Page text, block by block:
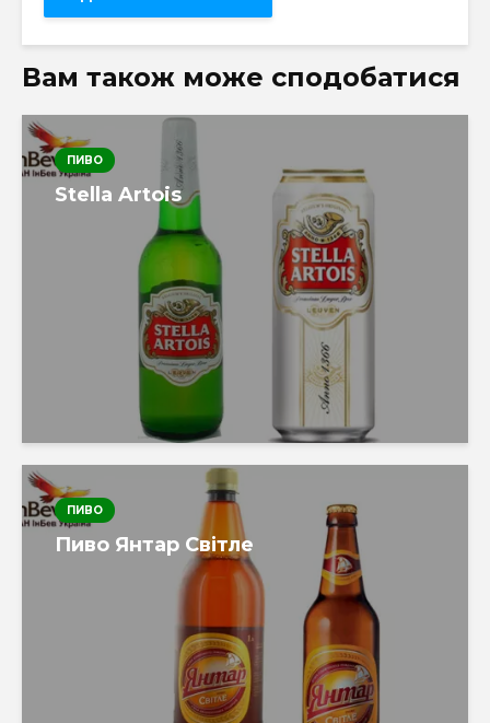
Вам також може сподобатися
ПИВО
Stella Artois
ПИВО
Пиво Янтар Світле